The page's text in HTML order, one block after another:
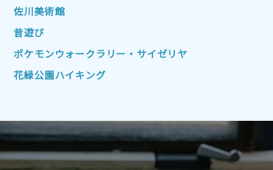
2022年7月
2022年4月
2022年1月 2021年12月 2021年11月
2021年10月 2021年9月
2021年1月 2020年12月 2020年11月
2020年10月 2020年9月 2020年8月
佐川美術館
昔遊び
ポケモンウォークラリー・サイゼリヤ
花緑公園ハイキング